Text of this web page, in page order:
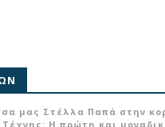
μας Στέλλα Παπά στην
Τέχνης: Η πρώτη και